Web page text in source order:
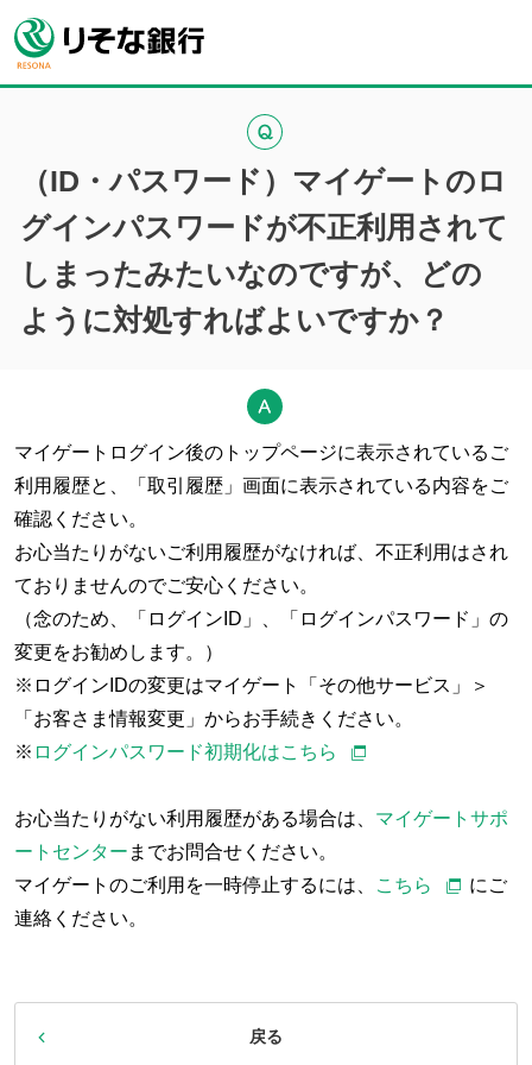
（ID・パスワード）マイゲートのロ
グインパスワードが不正利用されて
しまったみたいなのですが、どの
ように対処すればよいですか？
マイゲートログイン後のトップページに表示されているご
利用履歴と、「取引履歴」画面に表示されている内容をご
確認ください。
お心当たりがないご利用履歴がなければ、不正利用はされ
ておりませんのでご安心ください。
（念のため、「ログインID」、「ログインパスワード」の
変更をお勧めします。）
※ログインIDの変更はマイゲート「その他サービス」＞
「お客さま情報変更」からお手続きください。
※ ログインパスワード初期化はこちら
お心当たりがない利用履歴がある場合は、 マイゲートサポ
ートセンター までお問合せください。
マイゲートのご利用を一時停止するには、
こちら
にご
連絡ください。
戻る